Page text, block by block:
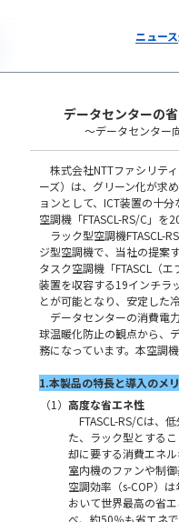
ニュース
データセンターの
～データセンター
株式会社NTTファシリテ
ーズ）は、グリーン化が求
ョンとして、ICT装置の十
空調機「FTASCL-RS/C」を
ラック型空調機FTASCL-
ジ型空調機で、当社の提案
タスク空調機「FTASCL（
装置を収容する19インチラ
とが可能となり、安定した
データセンターの消費電
球温暖化防止の観点から、
務になっています。本空調
1.本製品の特長と導入のメ
（1） 高度な省エネ性
FTASCL-RS/Cは、
た、ラック型とする
却に要する消費エネ
室内機のファンや制
空調効率（s-COP）
おいて世界最高の省
べ、約50％も省エネで